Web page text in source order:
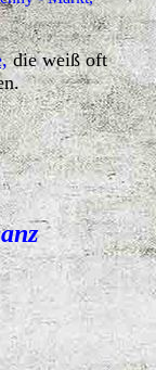
die weiß oft